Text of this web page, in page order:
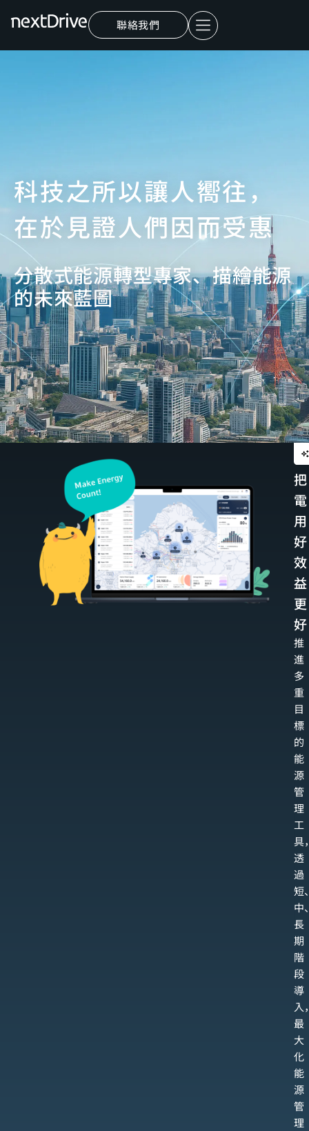
聯絡我們
科技之所以讓人嚮往，
在於見證人們因而受惠
分散式能源轉型專家、描繪能源
的未來藍圖
把
電
用
效
益
更
好
推
進
多
重
目
標
的
能
源
管
理
工
具
透
過
短
中
長
期
階
段
導
入
最
大
化
能
源
管
理